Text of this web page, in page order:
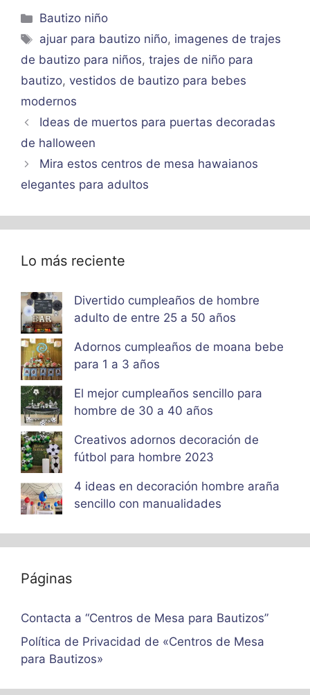
Categorías
Bautizo niño
Etiquetas
ajuar para bautizo niño, imagenes de trajes
de bautizo para niños, trajes de niño para
bautizo, vestidos de bautizo para bebes
modernos
Ideas de muertos para puertas decoradas
de halloween
Mira estos centros de mesa hawaianos
elegantes para adultos
Lo más reciente
Divertido cumpleaños de hombre
adulto de entre 25 a 50 años
Adornos cumpleaños de moana bebe
para 1 a 3 años
El mejor cumpleaños sencillo para
hombre de 30 a 40 años
Creativos adornos decoración de
fútbol para hombre 2023
4 ideas en decoración hombre araña
sencillo con manualidades
Páginas
Contacta a “Centros de Mesa para Bautizos”
Política de Privacidad de «Centros de Mesa
para Bautizos»